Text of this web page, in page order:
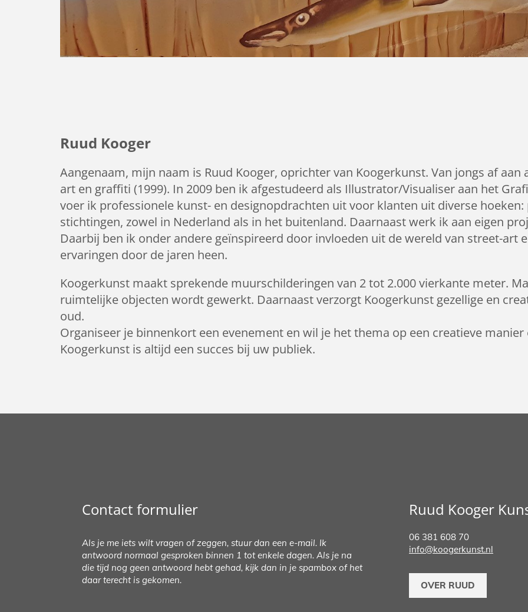
Ruud Kooger
Aangenaam, mijn naam is Ruud Kooger, oprichter van Koogerkunst. Van jongs af
art en graffiti (1999). In 2009 ben ik afgestudeerd als Illustrator/Visualiser aan het
voer ik professionele kunst- en designopdrachten uit voor klanten uit diverse
stichtingen, zowel in Nederland als in het buitenland. Daarnaast werk ik aan eigen
Daarbij ben ik onder andere geïnspireerd door invloeden uit de wereld van street-art
ervaringen door de jaren heen.
Koogerkunst maakt sprekende muurschilderingen van 2 tot 2.000 vierkante meter.
ruimtelijke objecten wordt gewerkt. Daarnaast verzorgt Koogerkunst gezellige en
oud.
Organiseer je binnenkort een evenement en wil je het thema op een creatieve
Koogerkunst is altijd een succes bij uw publiek.
Contact formulier
Als je me iets wilt vragen of zeggen, stuur dan een e-mail. Ik
antwoord normaal gesproken binnen 1 tot enkele dagen. Als je na
die tijd nog geen antwoord hebt gehad, kijk dan in je spambox of het
daar terecht is gekomen.
Ruud Kooger
06 381 608 70
info@koogerkunst.nl
OVER RUUD